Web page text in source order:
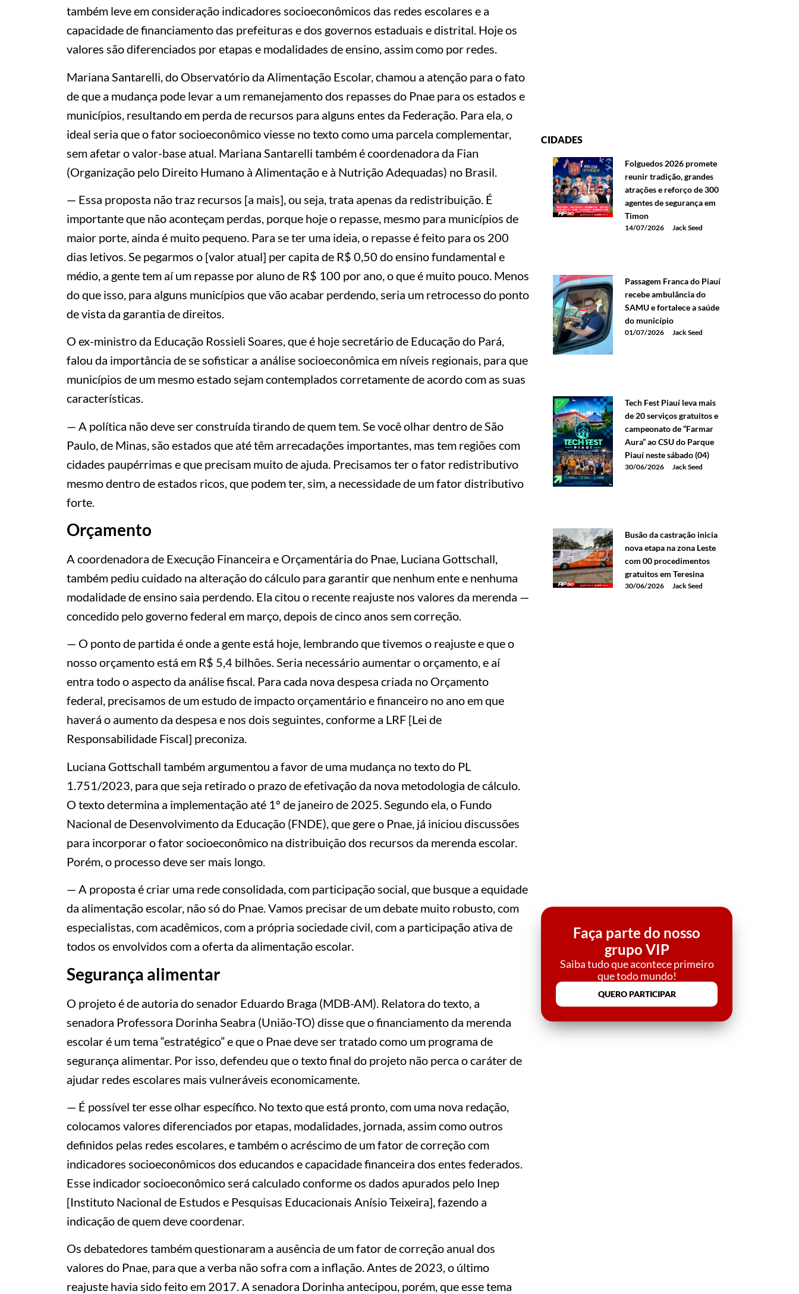
também leve em consideração indicadores socioeconômicos das redes escolares e a
capacidade de financiamento das prefeituras e dos governos estaduais e distrital. Hoje os
valores são diferenciados por etapas e modalidades de ensino, assim como por redes.
Mariana Santarelli, do Observatório da Alimentação Escolar, chamou a atenção para o fato
de que a mudança pode levar a um remanejamento dos repasses do Pnae para os estados e
municípios, resultando em perda de recursos para alguns entes da Federação. Para ela, o
ideal seria que o fator socioeconômico viesse no texto como uma parcela complementar,
sem afetar o valor-base atual. Mariana Santarelli também é coordenadora da Fian
(Organização pelo Direito Humano à Alimentação e à Nutrição Adequadas) no Brasil.
— Essa proposta não traz recursos [a mais], ou seja, trata apenas da redistribuição. É
importante que não aconteçam perdas, porque hoje o repasse, mesmo para municípios de
maior porte, ainda é muito pequeno. Para se ter uma ideia, o repasse é feito para os 200
dias letivos. Se pegarmos o [valor atual] per capita de R$ 0,50 do ensino fundamental e
médio, a gente tem aí um repasse por aluno de R$ 100 por ano, o que é muito pouco. Menos
do que isso, para alguns municípios que vão acabar perdendo, seria um retrocesso do ponto
de vista da garantia de direitos.
O ex-ministro da Educação Rossieli Soares, que é hoje secretário de Educação do Pará,
falou da importância de se sofisticar a análise socioeconômica em níveis regionais, para que
municípios de um mesmo estado sejam contemplados corretamente de acordo com as suas
características.
— A política não deve ser construída tirando de quem tem. Se você olhar dentro de São
Paulo, de Minas, são estados que até têm arrecadações importantes, mas tem regiões com
cidades paupérrimas e que precisam muito de ajuda. Precisamos ter o fator redistributivo
mesmo dentro de estados ricos, que podem ter, sim, a necessidade de um fator distributivo
forte.
Orçamento
A coordenadora de Execução Financeira e Orçamentária do Pnae, Luciana Gottschall,
também pediu cuidado na alteração do cálculo para garantir que nenhum ente e nenhuma
modalidade de ensino saia perdendo. Ela citou o recente reajuste nos valores da merenda —
concedido pelo governo federal em março, depois de cinco anos sem correção.
— O ponto de partida é onde a gente está hoje, lembrando que tivemos o reajuste e que o
nosso orçamento está em R$ 5,4 bilhões. Seria necessário aumentar o orçamento, e aí
entra todo o aspecto da análise fiscal. Para cada nova despesa criada no Orçamento
federal, precisamos de um estudo de impacto orçamentário e financeiro no ano em que
haverá o aumento da despesa e nos dois seguintes, conforme a LRF [Lei de
Responsabilidade Fiscal] preconiza.
Luciana Gottschall também argumentou a favor de uma mudança no texto do PL
1.751/2023, para que seja retirado o prazo de efetivação da nova metodologia de cálculo.
O texto determina a implementação até 1º de janeiro de 2025. Segundo ela, o Fundo
Nacional de Desenvolvimento da Educação (FNDE), que gere o Pnae, já iniciou discussões
para incorporar o fator socioeconômico na distribuição dos recursos da merenda escolar.
Porém, o processo deve ser mais longo.
— A proposta é criar uma rede consolidada, com participação social, que busque a equidade
da alimentação escolar, não só do Pnae. Vamos precisar de um debate muito robusto, com
especialistas, com acadêmicos, com a própria sociedade civil, com a participação ativa de
todos os envolvidos com a oferta da alimentação escolar.
Segurança alimentar
O projeto é de autoria do senador Eduardo Braga (MDB-AM). Relatora do texto, a
senadora Professora Dorinha Seabra (União-TO) disse que o financiamento da merenda
escolar é um tema “estratégico” e que o Pnae deve ser tratado como um programa de
segurança alimentar. Por isso, defendeu que o texto final do projeto não perca o caráter de
ajudar redes escolares mais vulneráveis economicamente.
— É possível ter esse olhar específico. No texto que está pronto, com uma nova redação,
colocamos valores diferenciados por etapas, modalidades, jornada, assim como outros
definidos pelas redes escolares, e também o acréscimo de um fator de correção com
indicadores socioeconômicos dos educandos e capacidade financeira dos entes federados.
Esse indicador socioeconômico será calculado conforme os dados apurados pelo Inep
[Instituto Nacional de Estudos e Pesquisas Educacionais Anísio Teixeira], fazendo a
indicação de quem deve coordenar.
Os debatedores também questionaram a ausência de um fator de correção anual dos
valores do Pnae, para que a verba não sofra com a inflação. Antes de 2023, o último
reajuste havia sido feito em 2017. A senadora Dorinha antecipou, porém, que esse tema
CIDADES
Folguedos 2026 promete
reunir tradição, grandes
atrações e reforço de 300
agentes de segurança em
Timon
14/07/2026 Jack Seed
Passagem Franca do Piauí
recebe ambulância do
SAMU e fortalece a saúde
do município
01/07/2026 Jack Seed
Tech Fest Piauí leva mais
de 20 serviços gratuitos e
campeonato de “Farmar
Aura” ao CSU do Parque
Piauí neste sábado (04)
30/06/2026 Jack Seed
Busão da castração inicia
nova etapa na zona Leste
com 00 procedimentos
gratuitos em Teresina
30/06/2026 Jack Seed
Faça parte do nosso
grupo VIP
Saiba tudo que acontece primeiro
que todo mundo!
QUERO PARTICIPAR